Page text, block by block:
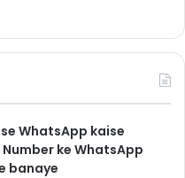
WhatsApp kaise
ke WhatsApp
banaye